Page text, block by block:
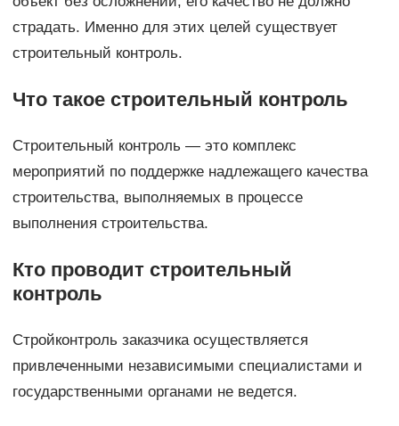
страдать. Именно для этих целей существует
строительный контроль.
Что такое строительный контроль
Строительный контроль — это комплекс
мероприятий по поддержке надлежащего качества
строительства, выполняемых в процессе
выполнения строительства.
Кто проводит строительный
контроль
Стройконтроль заказчика осуществляется
привлеченными независимыми специалистами и
государственными органами не ведется.